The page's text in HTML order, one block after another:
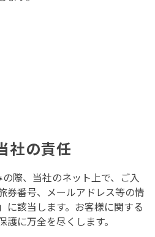
社の責任
の際、当社のネット上で、ご入
券番号、メールアドレス等の情
に該当します。お客様に関する
に万全を尽くします。